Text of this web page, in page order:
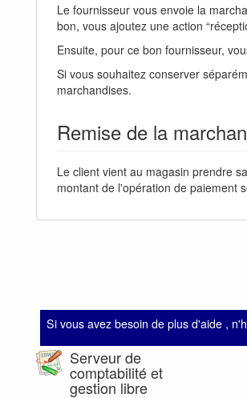
Le fournisseur vous envoie la
bon, vous ajoutez une action
Ensuite, pour ce bon fournisseur,
Si vous souhaitez conserver
marchandises.
Remise de la
Le client vient au magasin prendre
montant de l'opération de paiement
Si vous avez besoin de plus d'aide ,
Serveur de
comptabilité et
gestion libre